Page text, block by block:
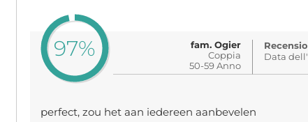
97%
fam. Ogier
Coppia
50-59 Anno
Data
perfect, zou het aan iedereen aanbevelen